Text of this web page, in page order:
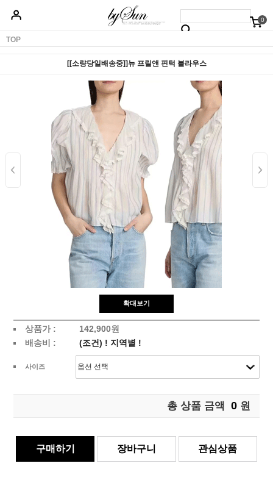
0
베스트50
TOP
[[소량당일배송중]]뉴 프릴앤 핀턱 블라우스
확대보기
상품가 :
142,900원
배송비 :
(조건) ! 지역별 !
사이즈
총 상품 금액 0 원
구매하기 장바구니 관심상품